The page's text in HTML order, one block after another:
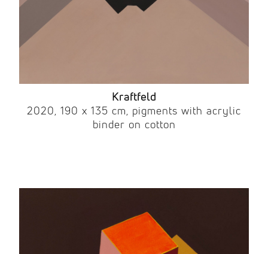
Kraftfeld
2020, 190 x 135 cm, pigments with acrylic
binder on cotton